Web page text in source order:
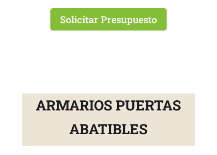
Solicitar Presupuesto
ARMARIOS PUERTAS
ABATIBLES